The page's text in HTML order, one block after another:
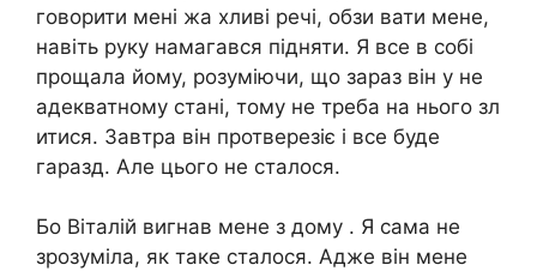
говорити мені жа хливі речі, обзи вати мене,
навіть руку намагався підняти. Я все в собі
прощала йому, розуміючи, що зараз він у не
адекватному стані, тому не треба на нього зл
итися. Завтра він протверезіє і все буде
гаразд. Але цього не сталося.
Бо Віталій вигнав мене з дому . Я сама не
зрозуміла, як таке сталося. Адже він мене